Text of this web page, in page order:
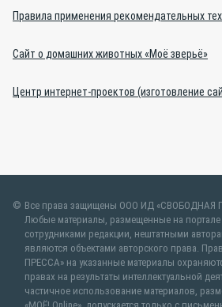
Правила применения рекомендательных
Сайт о домашних животных «Моё зверьё»
Центр интернет-проектов (изготовление
Все права защищены ООО ИД «СВОБОДНАЯ
Любые материалы, размещенные на портале
сотрудниками редакции, нештатными
являются объектами авторского права.
ПРЕССА» на указанные материалы
правах на результаты интеллектуальной
частичное использование материалов,